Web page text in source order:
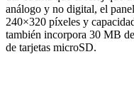
análogo y no digital, el
240×320 píxeles y
también incorpora 30 MB
de tarjetas microSD.